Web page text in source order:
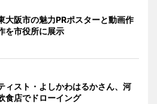
大阪市の魅力PRポスターと動画作
市役所に展示
ィスト・よしかわはるかさん、河
食店でドローイング